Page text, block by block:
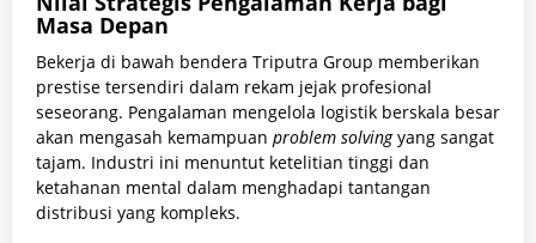
Masa Depan
Bekerja di bawah bendera Triputra Group memberikan
prestise tersendiri dalam rekam jejak profesional
seseorang. Pengalaman mengelola logistik berskala besar
akan mengasah kemampuan problem solvingyang sangat
tajam. Industri ini menuntut ketelitian tinggi dan
ketahanan mental dalam menghadapi tantangan
distribusi yang kompleks.